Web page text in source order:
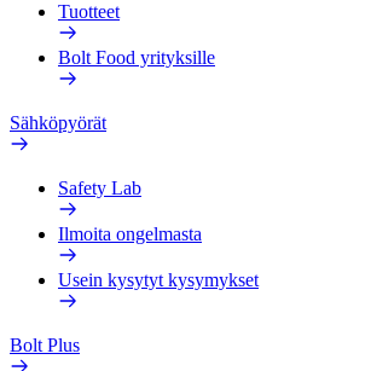
Tuotteet
Bolt Food yrityksille
Sähköpyörät
Safety Lab
Ilmoita ongelmasta
Usein kysytyt kysymykset
Bolt Plus